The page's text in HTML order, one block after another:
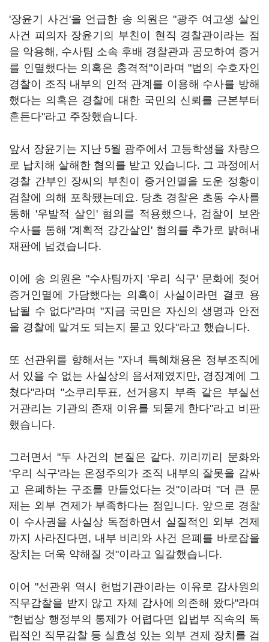
'장윤기 사건'을 언급한 송 의원은 "광주 여고생 살인
사건 피의자 장윤기의 부친이 현직 경찰관이라는 점
을 악용해, 수사팀 소속 후배 경찰관과 공모하여 증거
를 인멸했다는 의혹은 충격적"이라며 "법의 수호자인
경찰이 조직 내부의 인적 관계를 이용해 수사를 방해
했다는 의혹은 경찰에 대한 국민의 신뢰를 근본부터
흔든다"라고 주장했습니다.
앞서 장윤기는 지난 5월 광주에서 고등학생을 차량으
로 납치해 살해한 혐의를 받고 있습니다. 그 과정에서
경찰 간부인 장씨의 부친이 증거인멸을 도운 정황이
검찰에 의해 포착됐는데요. 당초 경찰은 초동 수사를
통해 '우발적 살인' 혐의를 적용했으나, 검찰이 보완
수사를 통해 '계획적 강간살인' 혐의를 추가로 밝혀내
재판에 넘겼습니다.
이에 송 의원은 "수사팀까지 '우리 식구' 문화에 젖어
증거인멸에 가담했다는 의혹이 사실이라면 결코 용
납될 수 없다"라며 "지금 국민은 자신의 생명과 안전
을 경찰에 맡겨도 되는지 묻고 있다"라고 했습니다.
또 선관위를 향해서는 "자녀 특혜채용은 정부조직에
서 있을 수 없는 사실상의 음서제였지만, 경징계에 그
쳤다"라며 "소쿠리투표, 선거용지 부족 같은 부실선
거관리는 기관의 존재 이유를 되묻게 한다"라고 비판
했습니다.
그러면서 "두 사건의 본질은 같다. 끼리끼리 문화와
'우리 식구'라는 온정주의가 조직 내부의 잘못을 감싸
고 은폐하는 구조를 만들었다는 것"이라며 "더 큰 문
제는 외부 견제가 부족하다는 점입니다. 앞으로 경찰
이 수사권을 사실상 독점하면서 실질적인 외부 견제
까지 사라진다면, 내부 비리와 사건 은폐를 바로잡을
장치는 더욱 약해질 것"이라고 일갈했습니다.
이어 "선관위 역시 헌법기관이라는 이유로 감사원의
직무감찰을 받지 않고 자체 감사에 의존해 왔다"라며
"헌법상 행정부의 통제가 어렵다면 입법부 직속의 독
립적인 직무감찰 등 실효성 있는 외부 견제 장치를 검